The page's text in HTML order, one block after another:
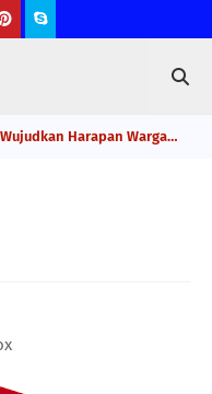
Harapan Warga